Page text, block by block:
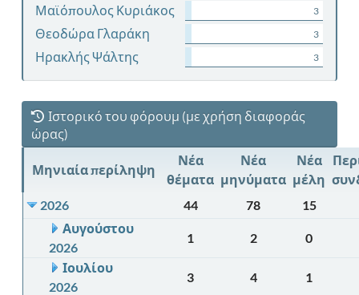
Μαϊόπουλος Κυριάκος 3
Θεοδώρα Γλαράκη 3
Ηρακλής Ψάλτης 3
Ιστορικό του φόρουμ (με χρήση διαφοράς
ώρας)
Μηνιαία περίληψη
Νέα
θέματα
Νέα
μηνύματα
Νέα
μέλη
2026
44 78
15
Αυγούστου
2026
1 2
0
Ιουλίου
2026
3 4
1